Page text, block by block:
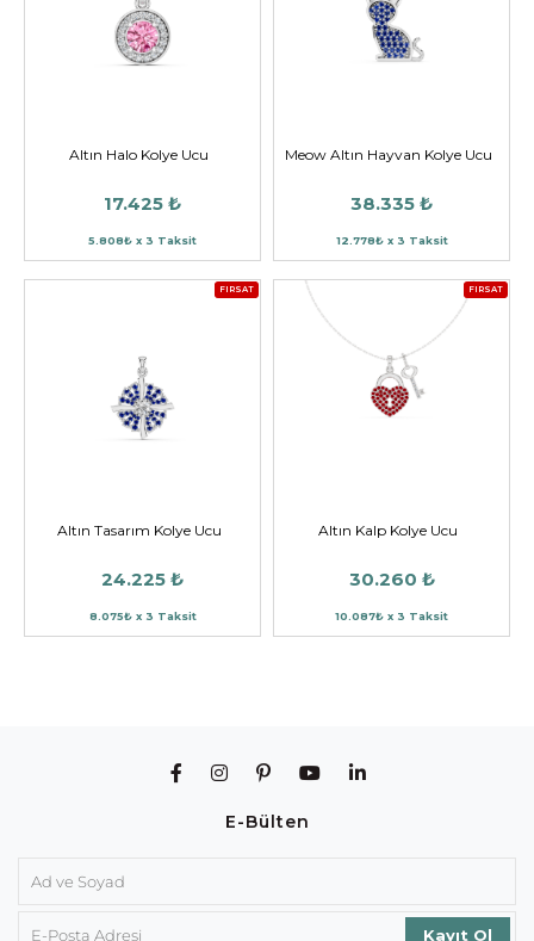
Altın Halo Kolye Ucu
17.425 ₺
5.808₺ x 3 Taksit
Meow Altın Hayvan Kolye Ucu
38.335 ₺
12.778₺ x 3 Taksit
FIRSAT
Altın Tasarım Kolye Ucu
24.225 ₺
8.075₺ x 3 Taksit
FIRSAT
Altın Kalp Kolye Ucu
30.260 ₺
10.087₺ x 3 Taksit
E-Bülten